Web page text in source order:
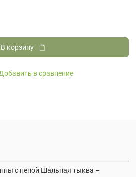
Добавить в сравнение
В корзину
с пеной Шальная тыква –